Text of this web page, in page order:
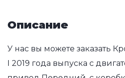
Описание
У нас вы можете заказать
I 2019 года выпуска с